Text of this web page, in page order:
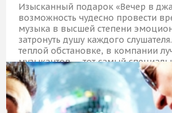
Изысканный подарок «Вечер в
возможность чудесно провести
музыка в высшей степени
затронуть душу каждого
теплой обстановке, в компании
музыкантов — тот самый
случай для встречи с близкими
уникальный подарок, которого в
больше и не найти.
15 809 Р